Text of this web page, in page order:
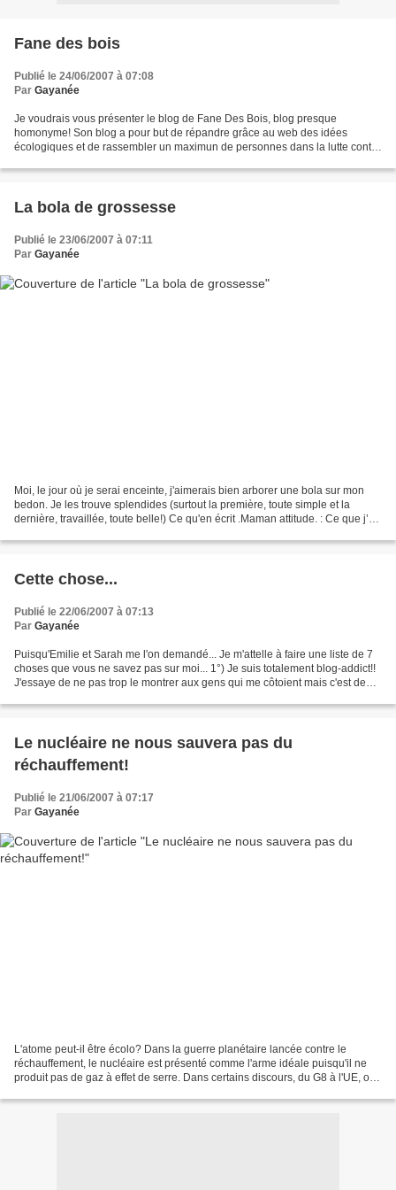
Fane des bois
Publié le 24/06/2007 à 07:08
Par Gayanée
Je voudrais vous présenter le blog de Fane Des Bois, blog presque
homonyme! Son blog a pour but de répandre grâce au web des idées
écologiques et de rassembler un maximun de personnes dans la lutte contre
La bola de grossesse
Publié le 23/06/2007 à 07:11
Par Gayanée
Moi, le jour où je serai enceinte, j'aimerais bien arborer une bola sur mon
bedon. Je les trouve splendides (surtout la première, toute simple et la
dernière, travaillée, toute belle!) Ce qu'en écrit .Maman attitude. : Ce que j’en
Cette chose...
Publié le 22/06/2007 à 07:13
Par Gayanée
Puisqu'Emilie et Sarah me l'on demandé... Je m'attelle à faire une liste de 7
choses que vous ne savez pas sur moi... 1°) Je suis totalement blog-addict!!
J'essaye de ne pas trop le montrer aux gens qui me côtoient mais c'est de
Le nucléaire ne nous sauvera pas du
réchauffement!
Publié le 21/06/2007 à 07:17
Par Gayanée
L'atome peut-il être écolo? Dans la guerre planétaire lancée contre le
réchauffement, le nucléaire est présenté comme l'arme idéale puisqu'il ne
produit pas de gaz à effet de serre. Dans certains discours, du G8 à l'UE, on